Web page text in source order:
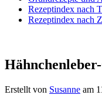
Rezeptindex nach
Rezeptindex nach
Erstellt von Susanne am